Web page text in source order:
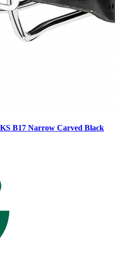
B17 Narrow Carved Black